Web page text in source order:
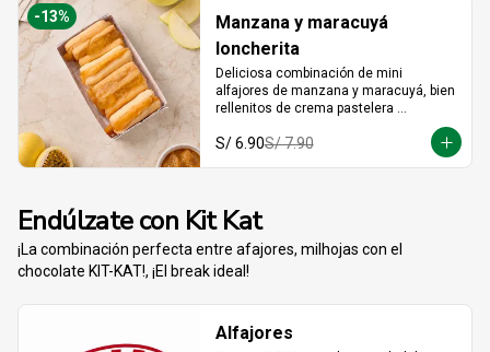
-13%
Manzana y maracuyá
loncherita
Deliciosa combinación de mini
alfajores de manzana y maracuyá, bien
rellenitos de crema pastelera
crema de maracuyá... Irresistible!!
S/ 6.90S/ 7.90
Endúlzate con Kit Kat
¡La combinación perfecta entre afajores, milhojas con el
chocolate KIT-KAT!, ¡El break ideal!
Alfajores